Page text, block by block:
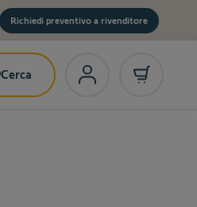
Richiedi preventivo a rivenditore
Cerca